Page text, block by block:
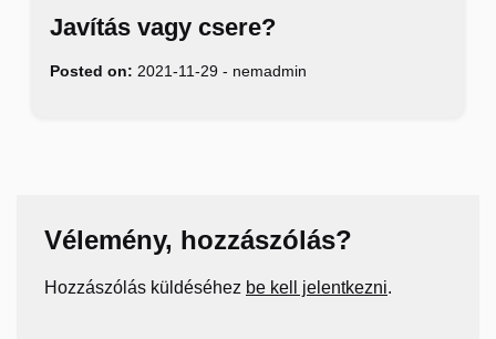
Javítás vagy csere?
Posted on: 2021-11-29 - nemadmin
Vélemény, hozzászólás?
Hozzászólás küldéséhez be kell jelentkezni.